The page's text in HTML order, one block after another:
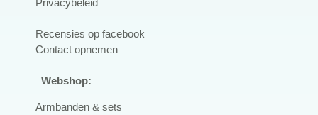
Recensies op facebook
Contact opnemen
Webshop:
Armbanden & sets